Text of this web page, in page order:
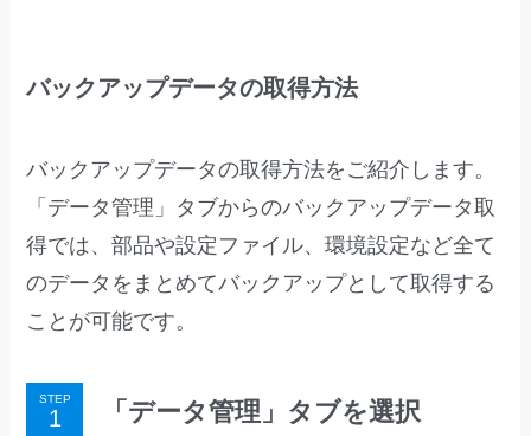
バックアップデータの取得方法
バックアップデータの取得方法をご紹介します。
「データ管理」タブからのバックアップデータ取
得では、部品や設定ファイル、環境設定など全て
のデータをまとめてバックアップとして取得する
ことが可能です。
STEP 「データ管理」タブを選択